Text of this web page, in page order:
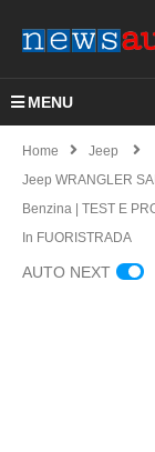
MENU
Home
Jeep
Jeep WRANGLER
Benzina | TEST E
In FUORISTRADA
AUTO NEXT